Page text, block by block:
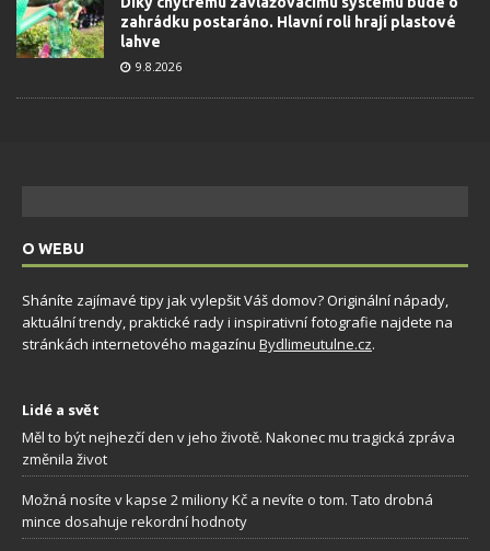
zahrádku postaráno. Hlavní roli hrají plastové
lahve
9.8.2026
O WEBU
Sháníte zajímavé tipy jak vylepšit Váš domov? Originální nápady,
aktuální trendy, praktické rady i inspirativní fotografie najdete na
stránkách internetového magazínu Bydlimeutulne.cz.
Lidé a svět
Měl to být nejhezčí den v jeho životě. Nakonec mu tragická zpráva
změnila život
Možná nosíte v kapse 2 miliony Kč a nevíte o tom. Tato drobná
mince dosahuje rekordní hodnoty